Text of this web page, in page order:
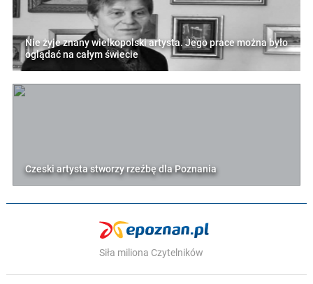
Nie żyje znany wielkopolski artysta. Jego prace można było
oglądać na całym świecie
Czeski artysta stworzy rzeźbę dla Poznania
Siła miliona Czytelników